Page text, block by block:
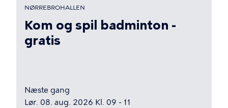
NØRREBROHALLEN
Kom og spil badminton -
gratis
Næste gang
Lør. 08. aug. 2026 Kl. 09 - 11